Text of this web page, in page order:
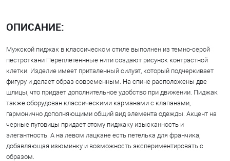
ОПИСАНИЕ:
Мужской пиджак в классическом стиле выполнен из темно-серой
пестроткани Переплетеннные нити создают рисунок контрастной
клетки. Изделие имеет приталенный силуэт, который подчеркивает
фигуру и делает образ современным. На спине расположены две
шлицы, что придает дополнительное удобство при движении. Пиджак
также оборудован классическими карманами с клапанами,
гармонично дополняющими общий вид элемента одежды. Акцент на
черные пуговицы придает этому пиджаку изысканность и
элегантность. А на левом лацкане есть петелька для франчика,
добавляющая изюминку и возможность экспериментировать с
образом.